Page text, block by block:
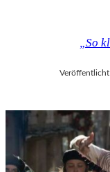
„So
Veröffentlicht